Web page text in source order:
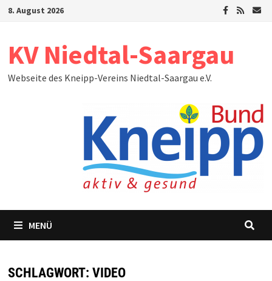
Zum8. August 2026
KV Niedtal-Saargau
Webseite des Kneipp-Vereins Niedtal-Saargau e.V.
MENÜ
SCHLAGWORT: VIDEO